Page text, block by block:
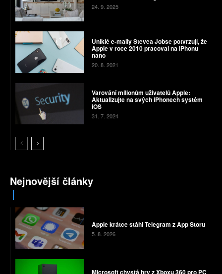
24. 9. 2025
Uniklé e-maily Stevea Jobse potvrzují, že
Apple v roce 2010 pracoval na iPhonu
nano
20. 8. 2021
Varování milionům uživatelů Apple:
Aktualizujte na svých iPhonech systém
iOS
31. 7. 2024
Nejnovější články
Apple krátce stáhl Telegram z App Storu
5. 8. 2026
Microsoft chystá hry z Xboxu 360 pro PC